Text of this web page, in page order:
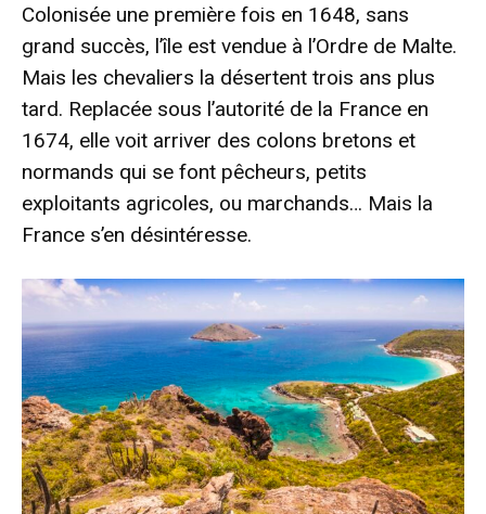
Colonisée une première fois en 1648, sans
grand succès, l’île est vendue à l’Ordre de Malte.
Mais les chevaliers la désertent trois ans plus
tard. Replacée sous l’autorité de la France en
1674, elle voit arriver des colons bretons et
normands qui se font pêcheurs, petits
exploitants agricoles, ou marchands… Mais la
France s’en désintéresse.